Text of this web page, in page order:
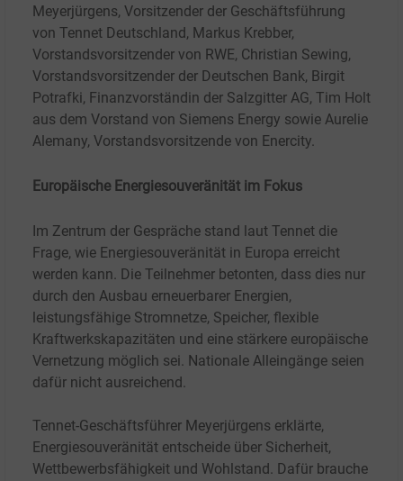
Meyerjürgens, Vorsitzender der Geschäftsführung
von Tennet Deutschland, Markus Krebber,
Vorstandsvorsitzender von RWE, Christian Sewing,
Vorstandsvorsitzender der Deutschen Bank, Birgit
Potrafki, Finanzvorständin der Salzgitter AG, Tim Holt
aus dem Vorstand von Siemens Energy sowie Aurelie
Alemany, Vorstandsvorsitzende von Enercity.
Europäische Energiesouveränität im Fokus
Im Zentrum der Gespräche stand laut Tennet die
Frage, wie Energiesouveränität in Europa erreicht
werden kann. Die Teilnehmer betonten, dass dies nur
durch den Ausbau erneuerbarer Energien,
leistungsfähige Stromnetze, Speicher, flexible
Kraftwerkskapazitäten und eine stärkere europäische
Vernetzung möglich sei. Nationale Alleingänge seien
dafür nicht ausreichend.
Tennet-Geschäftsführer Meyerjürgens erklärte,
Energiesouveränität entscheide über Sicherheit,
Wettbewerbsfähigkeit und Wohlstand. Dafür brauche